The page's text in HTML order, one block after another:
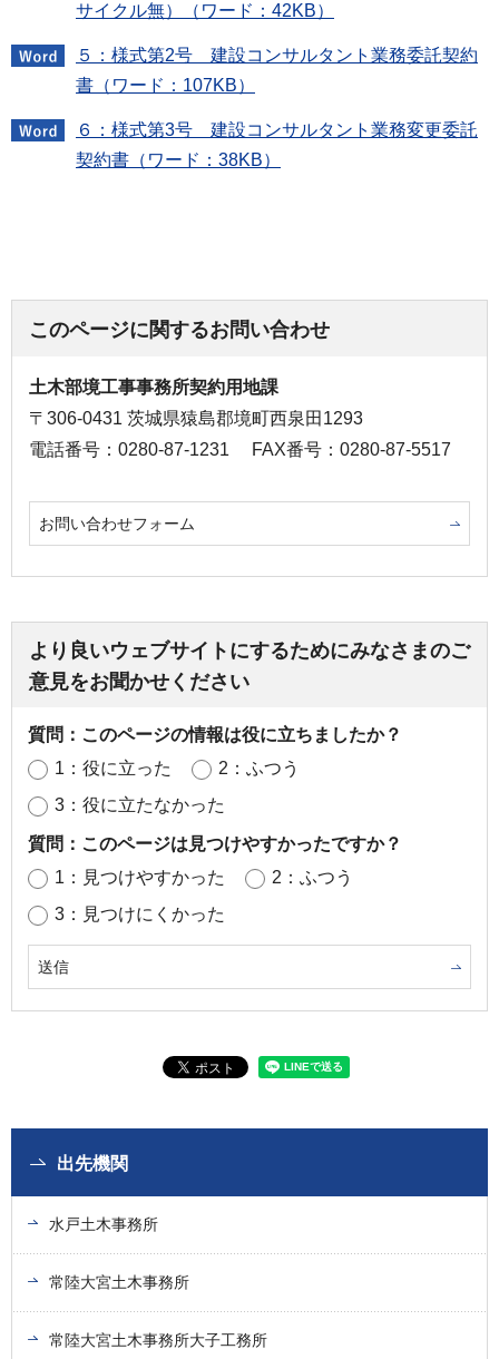
サイクル無）（ワード：42KB）
５：様式第2号 建設コンサルタント業務委託契約
書（ワード：107KB）
６：様式第3号 建設コンサルタント業務変更委託
契約書（ワード：38KB）
このページに関するお問い合わせ
土木部境工事事務所契約用地課
〒306-0431 茨城県猿島郡境町西泉田1293
電話番号：0280-87-1231
FAX番号：0280-87-5517
お問い合わせフォーム
より良いウェブサイトにするためにみなさまのご
意見をお聞かせください
質問：このページの情報は役に立ちましたか？
1：役に立った
2：ふつう
3：役に立たなかった
質問：このページは見つけやすかったですか？
1：見つけやすかった
2：ふつう
3：見つけにくかった
出先機関
水戸土木事務所
常陸大宮土木事務所
常陸大宮土木事務所大子工務所